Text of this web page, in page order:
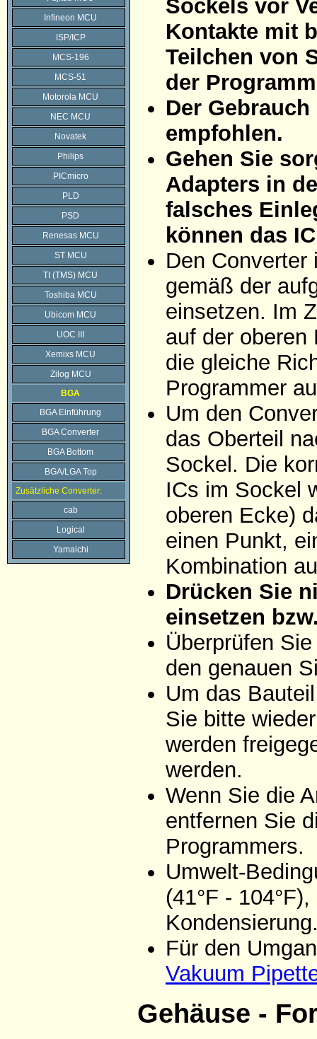
Infineon MCU
ISP/ICP
MCS-196
MCS-51
Motorola MCU
NEC MCU
Novatek
Philips
PICmicro
PLD
PSD
Renesas MCU
ST MCU
TI (TMS) MCU
Toshiba MCU
Ubicom MCU
UOC III
Xemixs MCU
Zilog MCU
BGA
BGA Einführung
BGA Converter
BGA Bottom
BGA/LGA Top
Zusätzliche Converter:
cab
Logical
Yamaichi
Sockels vor
Kontakte mit
Teilchen von
der
Der
empfohlen.
Gehen Sie
Adapters in
falsches
können das
Den
gemäß der
einsetzen. Im
auf der
die gleiche
Programmer
Um den
das Oberteil
Sockel. Die
ICs im Sockel
oberen Ecke)
einen Punkt,
Kombination
Drücken Sie
einsetzen
Überprüfen
den genauen
Um das
Sie bitte
werden
werden.
Wenn Sie die
entfernen Sie
Programmers.
Umwelt-
(41°F -
Für den
Vakuum
Gehäuse -